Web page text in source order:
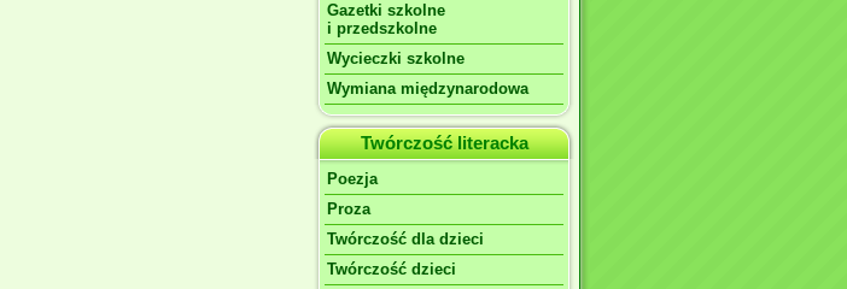
Gazetki szkolne
i przedszkolne
Wycieczki szkolne
Wymiana międzynarodowa
Twórczość literacka
Poezja
Proza
Twórczość dla dzieci
Twórczość dzieci